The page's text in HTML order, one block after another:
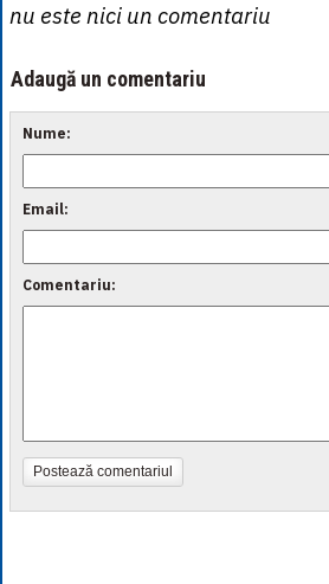
nu este nici un comentariu
Adaugă un comentariu
Nume:
Email:
Comentariu:
Postează comentariul